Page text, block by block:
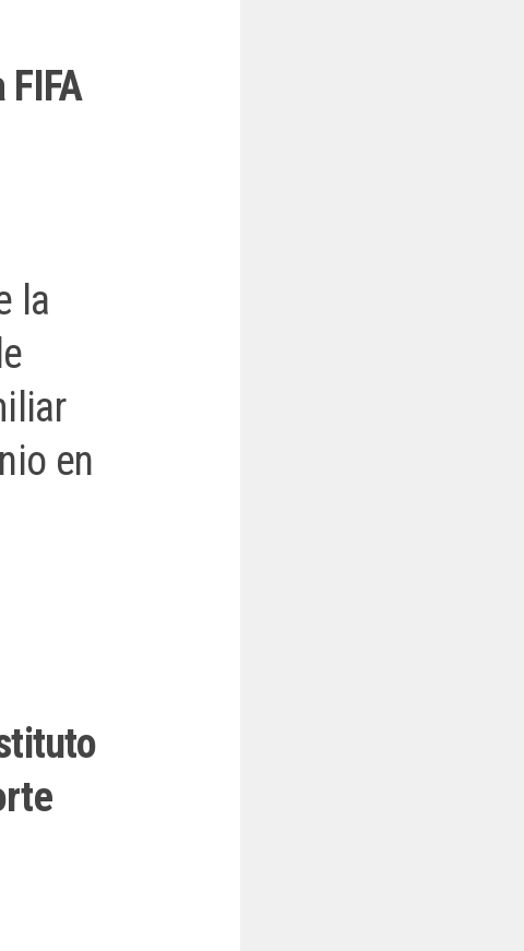
la
en